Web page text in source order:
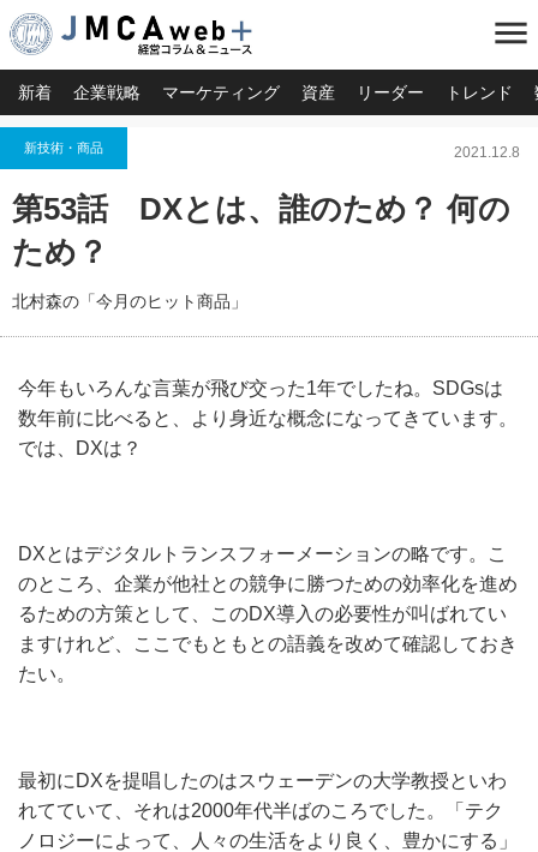
menu
新着 企業戦略 マーケティング 資産 リーダー トレンド
新技術・商品 2021.12.8
第53話 DXとは、誰のため？ 何の
ため？
北村森の「今月のヒット商品」
今年もいろんな言葉が飛び交った1年でしたね。SDGsは
数年前に比べると、より身近な概念になってきています。
では、DXは？
DXとはデジタルトランスフォーメーションの略です。こ
のところ、企業が他社との競争に勝つための効率化を進め
るための方策として、このDX導入の必要性が叫ばれてい
ますけれど、ここでもともとの語義を改めて確認しておき
たい。
最初にDXを提唱したのはスウェーデンの大学教授といわ
れてていて、それは2000年代半ばのころでした。「テク
ノロジーによって、人々の生活をより良く、豊かにする」